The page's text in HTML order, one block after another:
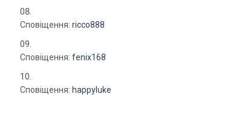
Сповіщення:ricco888
Сповіщення:fenix168
Сповіщення: happyluke